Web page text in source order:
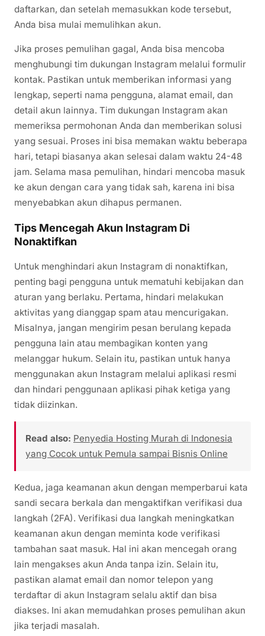
daftarkan, dan setelah memasukkan kode tersebut,
Anda bisa mulai memulihkan akun.
Jika proses pemulihan gagal, Anda bisa mencoba
menghubungi tim dukungan Instagram melalui formulir
kontak. Pastikan untuk memberikan informasi yang
lengkap, seperti nama pengguna, alamat email, dan
detail akun lainnya. Tim dukungan Instagram akan
memeriksa permohonan Anda dan memberikan solusi
yang sesuai. Proses ini bisa memakan waktu beberapa
hari, tetapi biasanya akan selesai dalam waktu 24-48
jam. Selama masa pemulihan, hindari mencoba masuk
ke akun dengan cara yang tidak sah, karena ini bisa
menyebabkan akun dihapus permanen.
Tips Mencegah Akun Instagram Di
Nonaktifkan
Untuk menghindari akun Instagram di nonaktifkan,
penting bagi pengguna untuk mematuhi kebijakan dan
aturan yang berlaku. Pertama, hindari melakukan
aktivitas yang dianggap spam atau mencurigakan.
Misalnya, jangan mengirim pesan berulang kepada
pengguna lain atau membagikan konten yang
melanggar hukum. Selain itu, pastikan untuk hanya
menggunakan akun Instagram melalui aplikasi resmi
dan hindari penggunaan aplikasi pihak ketiga yang
tidak diizinkan.
Read also: Penyedia Hosting Murah di Indonesia
yang Cocok untuk Pemula sampai Bisnis Online
Kedua, jaga keamanan akun dengan memperbarui kata
sandi secara berkala dan mengaktifkan verifikasi dua
langkah (2FA). Verifikasi dua langkah meningkatkan
keamanan akun dengan meminta kode verifikasi
tambahan saat masuk. Hal ini akan mencegah orang
lain mengakses akun Anda tanpa izin. Selain itu,
pastikan alamat email dan nomor telepon yang
terdaftar di akun Instagram selalu aktif dan bisa
diakses. Ini akan memudahkan proses pemulihan akun
jika terjadi masalah.